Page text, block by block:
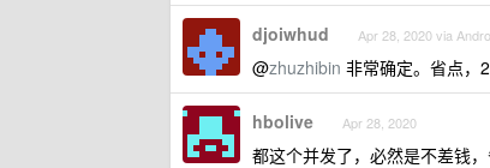
djoiwhud Apr 28, 2020 via
@zhuzhibin 非常确定。省点，
hbolive Apr 28, 2020
都这个并发了，必然是不差钱